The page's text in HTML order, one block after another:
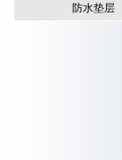
防水垫层